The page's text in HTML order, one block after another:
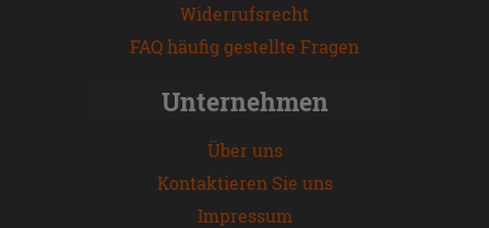
Widerrufsrecht
FAQ häufig gestellte Fragen
Unternehmen
Über uns
Kontaktieren Sie uns
Impressum